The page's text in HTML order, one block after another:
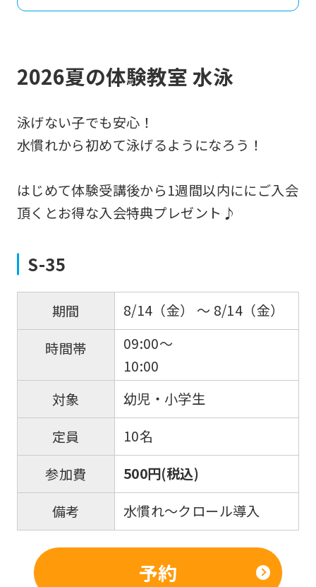
2026夏の体験教室 水泳
泳げない子でも安心！
水慣れから初めて泳げるようになろう！
はじめて体験受講後から1週間以内ににご入会
頂くとお得な入会特典プレゼント♪
S-35
期間
8/14（金） 〜 8/14（金）
時間帯
09:00〜
10:00
対象
幼児・小学生
定員
10名
参加費
500円(税込)
備考
水慣れ～クロール導入
予約